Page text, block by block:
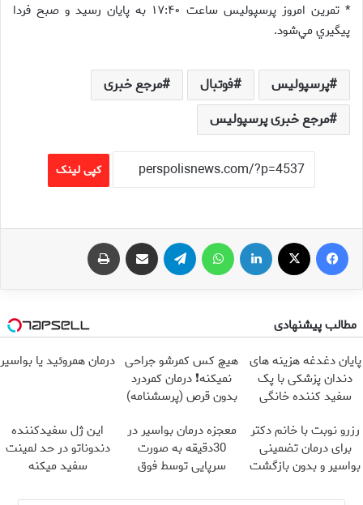
* تمرين امروز پرسپوليس ساعت ۱۷:۴۰ به پايان رسيد و صبح فردا
پيگيري مي‌شود.
پرسپولیس فوتبال
مرجع خبری
مرجع خبری پرسپولیس
کپی لینک
فیس بوک لینکدین تلگرام اشتراک گذاری از طریق ایمیل
مطالب پیشنهادی
پایان دغدغه هزینه های
دندان پزشکی با پک
سفید کننده خانگی
هیچ کس کمرشو جراحی
نمیکنه❗ درمان کمردرد
بدون قرص (پرسشنامه)
درمان همروئید یا بواسیر
رزرو نوبت با خانم دکتر
برای درمان تضمینی
بواسیر و بدون بازگشت
معجزه درمان بواسیر در
30دقیقه به صورت
سرپایی توسط فوق
این ژل سفیدکننده
دندوناتو در حد لمینت
سفید میکنه